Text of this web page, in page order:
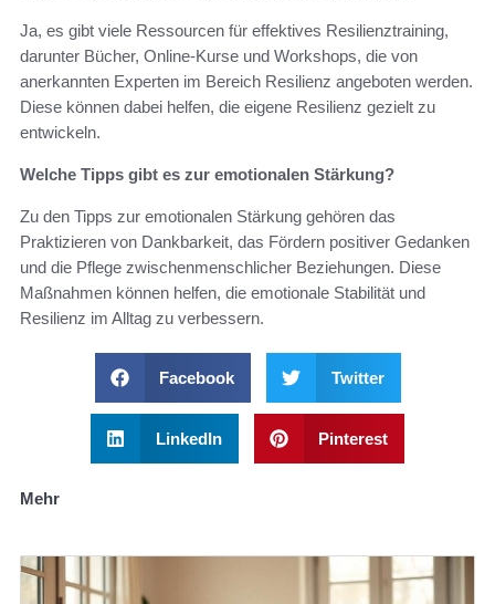
Ja, es gibt viele Ressourcen für effektives Resilienztraining,
darunter Bücher, Online-Kurse und Workshops, die von
anerkannten Experten im Bereich Resilienz angeboten werden.
Diese können dabei helfen, die eigene Resilienz gezielt zu
entwickeln.
Welche Tipps gibt es zur emotionalen Stärkung?
Zu den Tipps zur emotionalen Stärkung gehören das
Praktizieren von Dankbarkeit, das Fördern positiver Gedanken
und die Pflege zwischenmenschlicher Beziehungen. Diese
Maßnahmen können helfen, die emotionale Stabilität und
Resilienz im Alltag zu verbessern.
Facebook Twitter
LinkedIn Pinterest
Mehr